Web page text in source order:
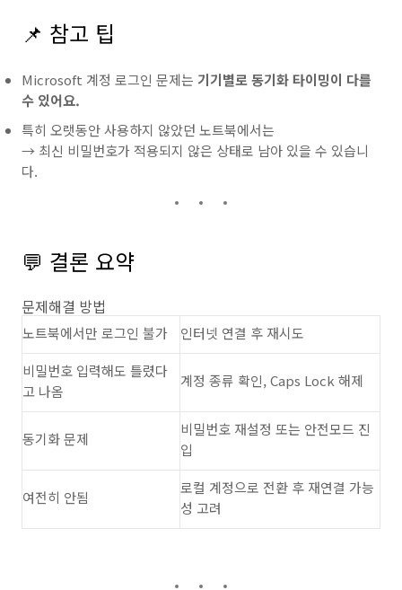
📌 참고 팁
Microsoft 계정 로그인 문제는 기기별로 동기화 타이밍이 다를
수 있어요.
특히 오랫동안 사용하지 않았던 노트북에서는
→ 최신 비밀번호가 적용되지 않은 상태로 남아 있을 수 있습니
다.
💬 결론 요약
문제해결 방법
노트북에서만 로그인 불가
인터넷 연결 후 재시도
비밀번호 입력해도 틀렸다
고 나옴
계정 종류 확인, Caps Lock 해제
동기화 문제
비밀번호 재설정 또는 안전모드 진
입
여전히 안됨
로컬 계정으로 전환 후 재연결 가능
성 고려